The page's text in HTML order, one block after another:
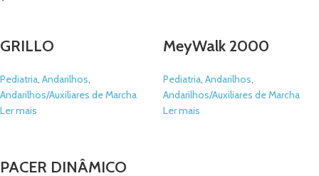
GRILLO
Pediatria, Andarilhos,
Andarilhos/Auxiliares de Marcha
Ler mais
MeyWalk 2000
Pediatria, Andarilhos,
Andarilhos/Auxiliares de Marcha
Ler mais
PACER DINÂMICO